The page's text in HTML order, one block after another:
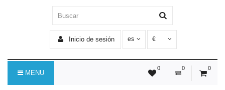
Inicio de sesión es €
0 0 0
MENU